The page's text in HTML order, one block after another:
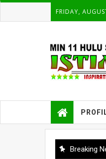
FRIDAY,
Breaking
TEKANKAN NIAT